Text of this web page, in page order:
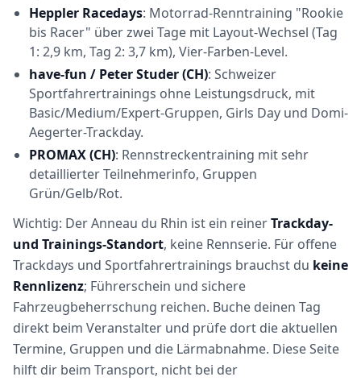
Heppler Racedays: Motorrad-Renntraining "Rookie
bis Racer" über zwei Tage mit Layout-Wechsel (Tag
1: 2,9 km, Tag 2: 3,7 km), Vier-Farben-Level.
have-fun / Peter Studer (CH): Schweizer
Sportfahrertrainings ohne Leistungsdruck, mit
Basic/Medium/Expert-Gruppen, Girls Day und Domi-
Aegerter-Trackday.
PROMAX (CH): Rennstreckentraining mit sehr
detaillierter Teilnehmerinfo, Gruppen
Grün/Gelb/Rot.
Wichtig: Der Anneau du Rhin ist ein reinerTrackday-
und Trainings-Standort, keine Rennserie. Für offene
Trackdays und Sportfahrertrainings brauchst du keine
Rennlizenz; Führerschein und sichere
Fahrzeugbeherrschung reichen. Buche deinen Tag
direkt beim Veranstalter und prüfe dort die aktuellen
Termine, Gruppen und die Lärmabnahme. Diese Seite
hilft dir beim Transport, nicht bei der